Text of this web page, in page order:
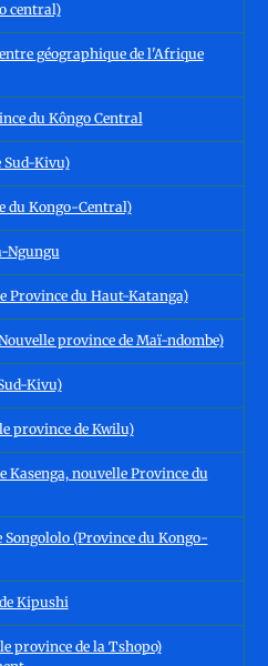
central)
géographique de l'Afrique
du Kôngo Central
Kivu)
du Kongo-Central)
Ngungu
Province du Haut-Katanga)
province de Maï-ndombe)
Kivu)
province de Kwilu)
nouvelle Province du
(Province du Kongo-
Kipushi
province de la Tshopo)